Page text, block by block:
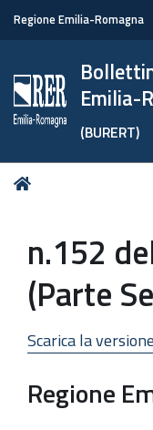
Regione Emilia-Romagna
Emilia-
(BURERT)
Tu
n.152
(Parte
Scarica la
Regione